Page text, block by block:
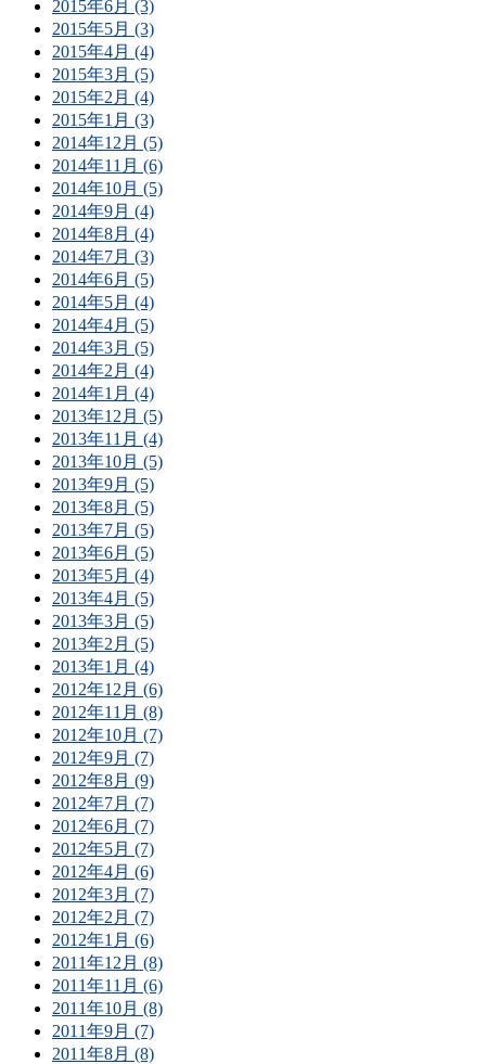
2015年6月 (3)
2015年5月 (3)
2015年4月 (4)
2015年3月 (5)
2015年2月 (4)
2015年1月 (3)
2014年12月 (5)
2014年11月 (6)
2014年10月 (5)
2014年9月 (4)
2014年8月 (4)
2014年7月 (3)
2014年6月 (5)
2014年5月 (4)
2014年4月 (5)
2014年3月 (5)
2014年2月 (4)
2014年1月 (4)
2013年12月 (5)
2013年11月 (4)
2013年10月 (5)
2013年9月 (5)
2013年8月 (5)
2013年7月 (5)
2013年6月 (5)
2013年5月 (4)
2013年4月 (5)
2013年3月 (5)
2013年2月 (5)
2013年1月 (4)
2012年12月 (6)
2012年11月 (8)
2012年10月 (7)
2012年9月 (7)
2012年8月 (9)
2012年7月 (7)
2012年6月 (7)
2012年5月 (7)
2012年4月 (6)
2012年3月 (7)
2012年2月 (7)
2012年1月 (6)
2011年12月 (8)
2011年11月 (6)
2011年10月 (8)
2011年9月 (7)
2011年8月 (8)